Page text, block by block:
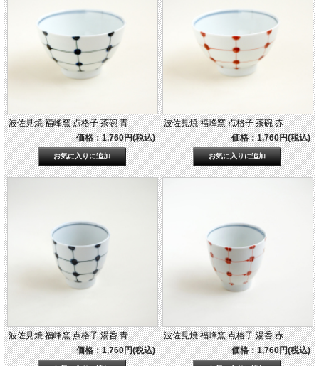
波佐見焼 福峰窯 点格子 茶碗 青
価格：1,760円(税込)
波佐見焼 福峰窯 点格子 茶碗 赤
価格：1,760円(税込)
波佐見焼 福峰窯 点格子 湯呑 青
価格：1,760円(税込)
波佐見焼 福峰窯 点格子 湯呑 赤
価格：1,760円(税込)